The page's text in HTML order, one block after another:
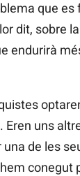
que es
dit, sobre
endurirà
uns
una de les
conegut